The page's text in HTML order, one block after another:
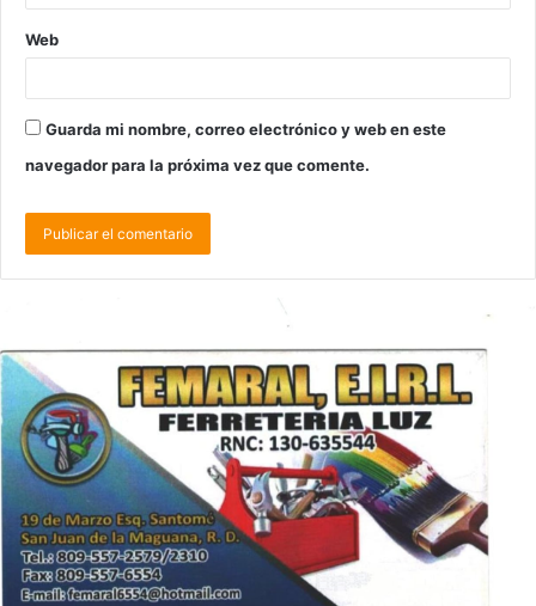
Web
Guarda mi nombre, correo electrónico y web en este
navegador para la próxima vez que comente.